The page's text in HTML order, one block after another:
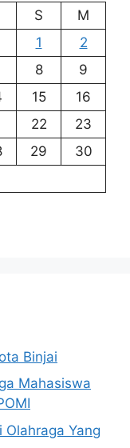
S
M
1
2
8
9
15
16
22
23
29
30
Binjai
Mahasiswa
Yang